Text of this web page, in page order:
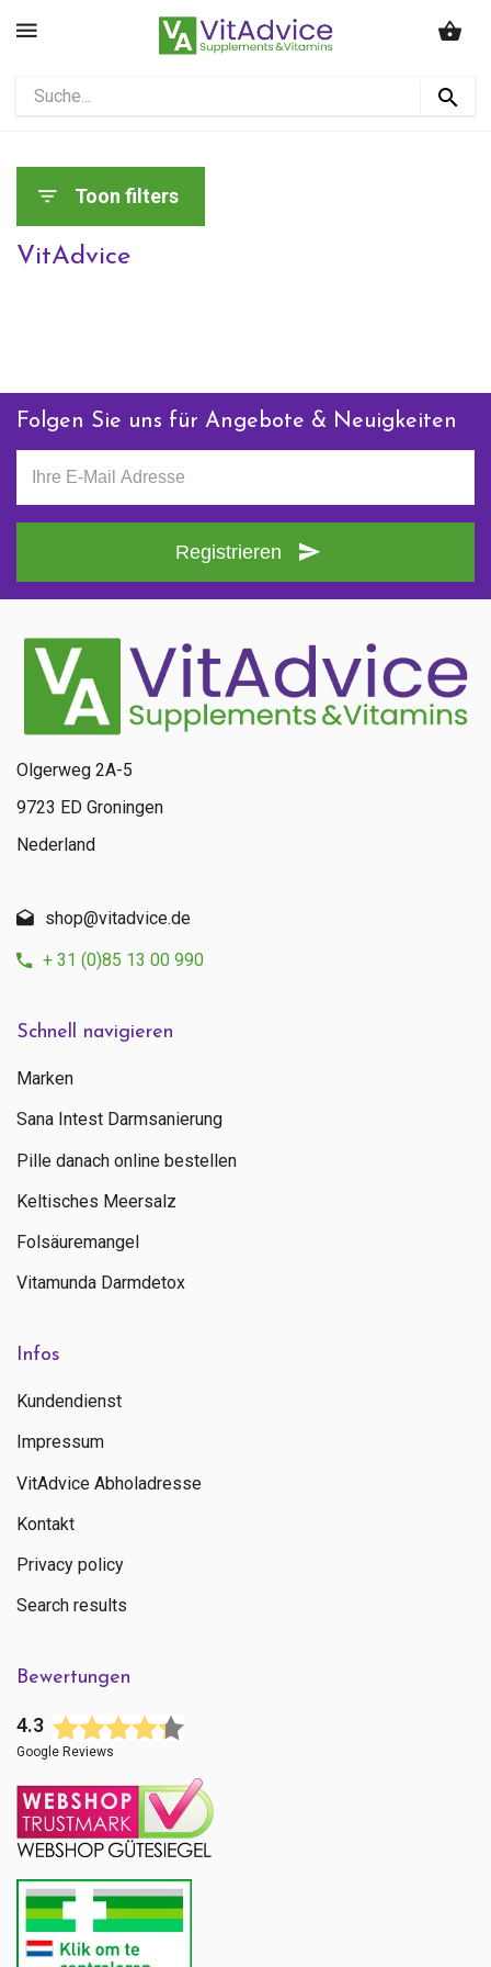
Toon filters
VitAdvice
Folgen Sie uns für Angebote & Neuigkeiten
Registrieren
Schnell navigieren
Marken
Sana Intest Darmsanierung
Pille danach online bestellen
Keltisches Meersalz
Folsäuremangel
Vitamunda Darmdetox
Infos
Kundendienst
Impressum
VitAdvice Abholadresse
Kontakt
Privacy policy
Search results
Bewertungen
4.3
Google Reviews
Olgerweg 2A-5
9723 ED Groningen
Nederland
shop@vitadvice.de
+ 31 (0)85 13 00 990